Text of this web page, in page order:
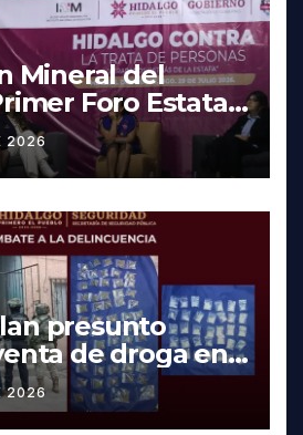
Mineral del
Foro Estatal
de Personas
2026
presunto
de droga en
dos detenidos
2026